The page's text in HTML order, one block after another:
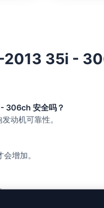
35i -
306ch 安全吗？
动机可靠性。
增加。
。